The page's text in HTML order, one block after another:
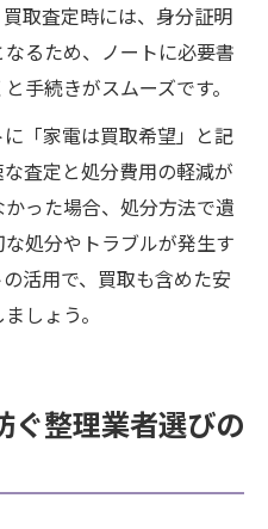
取査定時には、身分証明
るため、ノートに必要書
手続きがスムーズです。
「家電は買取希望」と記
査定と処分費用の軽減が
った場合、処分方法で遺
処分やトラブルが発生す
活用で、買取も含めた安
しょう。
ぐ整理業者選びの